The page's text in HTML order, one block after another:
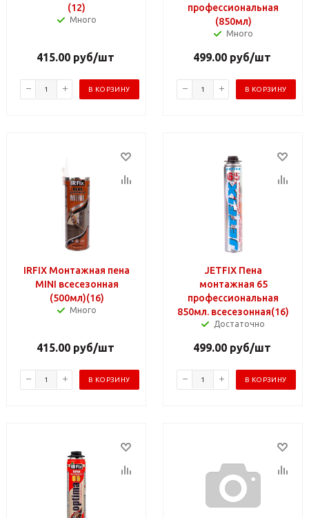
(12)
Много
415.00руб/шт
В КОРЗИНУ
профессиональная
(850мл)
Много
499.00руб/шт
В КОРЗИНУ
IRFIX Монтажная пена
MINI всесезонная
(500мл)(16)
Много
415.00руб/шт
В КОРЗИНУ
JETFIX Пена
монтажная 65
профессиональная
850мл. всесезонная(16)
Достаточно
499.00руб/шт
В КОРЗИНУ